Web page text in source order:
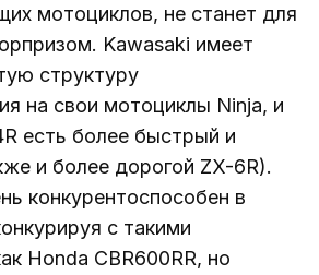
мотоциклов, не станет для
Kawasaki имеет
структуру
на свои мотоциклы Ninja, и
есть более быстрый и
и более дорогой ZX-6R).
конкурентоспособен в
с такими
Honda CBR600RR, но